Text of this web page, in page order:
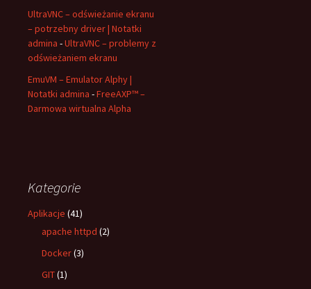
UltraVNC – odświeżanie ekranu
– potrzebny driver | Notatki
admina -UltraVNC – problemy z
odświeżaniem ekranu
EmuVM – Emulator Alphy |
Notatki admina -FreeAXP™ –
Darmowa wirtualna Alpha
Kategorie
Aplikacje (41)
apache httpd (2)
Docker(3)
GIT(1)